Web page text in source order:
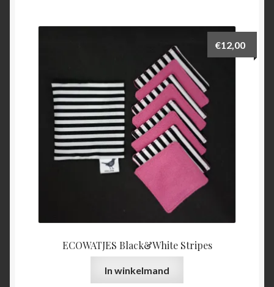
ECOWATJES Black&White Stripes
€12,00
In winkelmand